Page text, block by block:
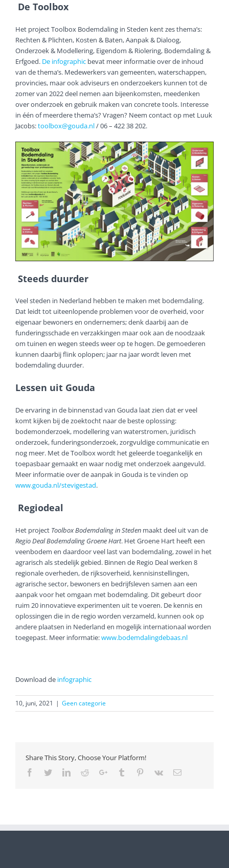
De Toolbox
Het project Toolbox Bodemdaling in Steden kent zes thema’s:
Rechten & Plichten, Kosten & Baten, Aanpak & Dialoog,
Onderzoek & Modellering, Eigendom & Riolering, Bodemdaling &
Erfgoed. De infographic bevat meer informatie over de inhoud
van de thema’s. Medewerkers van gemeenten, waterschappen,
provincies, maar ook adviseurs en onderzoekers kunnen tot de
zomer van 2022 deel nemen aan bijeenkomsten, meedenken
over onderzoek en gebruik maken van concrete tools. Interesse
in één of meerdere thema’s? Vragen? Neem contact op met Luuk
Jacobs:toolbox@gouda.nl/ 06 – 422 38 202.
Steeds duurder
Veel steden in Nederland hebben te maken met bodemdaling.
Dat leidt tot uiteenlopende problemen voor de overheid, voor
eigenaar bewoners en ondernemers; denk daarbij aan de
funderingsschade en verzakkingen maar ook aan de noodzaak
om tuinen en wegen steeds weer op te hogen. De gemoederen
kunnen daarbij flink oplopen; jaar na jaar wordt leven met
bodemdaling duurder.
Lessen uit Gouda
De ervaring in de binnenstad van Gouda laat zien dat er veel
komt kijken bij de zoektocht naar de beste oplossing:
bodemonderzoek, modellering van waterstromen, juridisch
onderzoek, funderingsonderzoek, zorgvuldige communicatie en
nog meer. Met de Toolbox wordt het geleerde toegankelijk en
toepasbaar gemaakt en waar nodig met onderzoek aangevuld.
Meer informatie over de aanpak in Gouda is te vinden op
www.gouda.nl/stevigestad.
Regiodeal
Het project Toolbox Bodemdaling in Steden maakt deel uit van de
Regio Deal Bodemdaling Groene Hart. Het Groene Hart heeft een
veenbodem en daardoor veel last van bodemdaling, zowel in het
agrarisch als stedelijk gebied. Binnen de Regio Deal werken 8
regionale overheden, de rijksoverheid, kennisinstellingen,
agrarische sector, bewoners en bedrijfsleven samen aan een
aanpak voor het omgaan met bodemdaling. Dit gebeurt door
ruim 20 innovatieve experimenten uit te voeren. De kennis en
oplossingen die in de regio worden verzameld, kunnen ook op
andere plaatsen in Nederland en mogelijk internationaal worden
toegepast. Meer informatie:www.bodemdalingdebaas.nl
Download de infographic
10, juni, 2021 | Geen categorie
Share This Story, Choose Your Platform!
Facebook
TwitterLinkedIn
RedditGoogle+Tumblr Pinterest
Vk Email